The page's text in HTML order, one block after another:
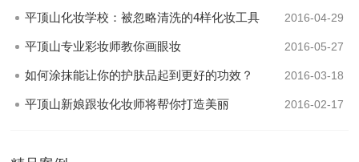
平顶山化妆学校：被忽略清洗的4样化妆工具 2016-04-29
平顶山专业彩妆师教你画眼妆 2016-05-27
如何涂抹能让你的护肤品起到更好的功效？ 2016-03-18
平顶山新娘跟妆化妆师将帮你打造美丽 2016-02-17